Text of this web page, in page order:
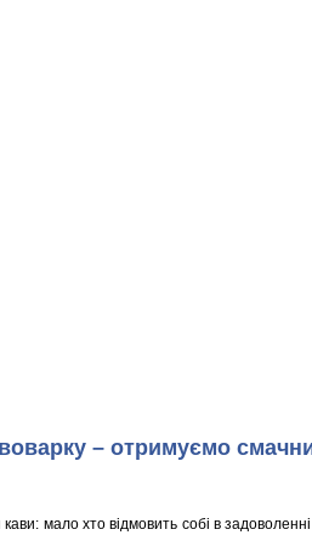
– отримуємо
мало хто відмовить собі в